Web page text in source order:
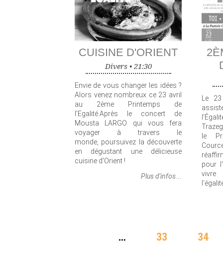
CUISINE D'ORIENT
Divers • 21:30
Envie de vous changer les idées ?
Alors venez nombreux ce 23 avril
au 2ème Printemps de
l'Egalité.Après le concert de
Mousta LARGO qui vous fera
voyager à travers le
monde, poursuivez la découverte
en dégustant une délicieuse
cuisine d'Orient !
Plus d'infos...
Le
le
pour
vivre
… 33 34